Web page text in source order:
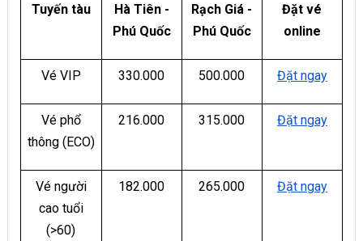
Tuyến tàu
Hà Tiên -
Phú Quốc
Rạch Giá -
Phú Quốc
Đặt vé
online
Vé VIP 330.000 500.000 Đặt ngay
Vé phổ
thông (ECO)
216.000 315.000 Đặt ngay
Vé người
cao tuổi
(>60)
182.000 265.000 Đặt ngay